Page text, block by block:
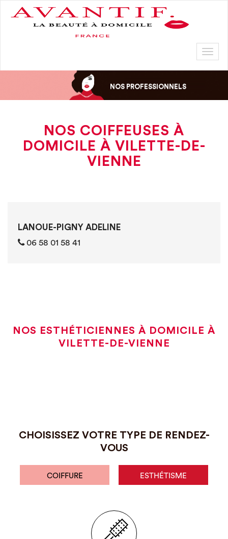
NOS PROFESSIONNELS
NOS COIFFEUSES À
DOMICILE À VILETTE-DE-
VIENNE
LANOUE-PIGNY ADELINE
0‭6 ‭‭‭58 01 58 41
NOS ESTHÉTICIENNES À DOMICILE À
VILETTE-DE-VIENNE
CHOISISSEZ VOTRE TYPE DE RENDEZ-
VOUS
COIFFURE ESTHÉTISME